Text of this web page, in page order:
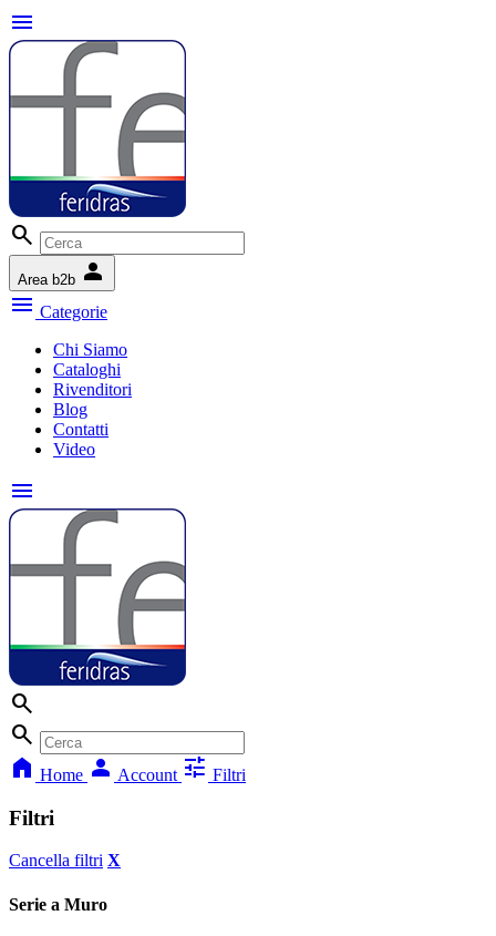
menu
search
Area b2b person
menu Categorie
Chi Siamo
Cataloghi
Rivenditori
Blog
Contatti
Video
menu
search
search
home Home person Account tune Filtri
Filtri
Cancella filtri X
Serie a Muro